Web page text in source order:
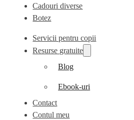
Cadouri diverse
Botez
Servicii pentru copii
Resurse gratuite
Blog
Ebook-uri
Contact
Contul meu